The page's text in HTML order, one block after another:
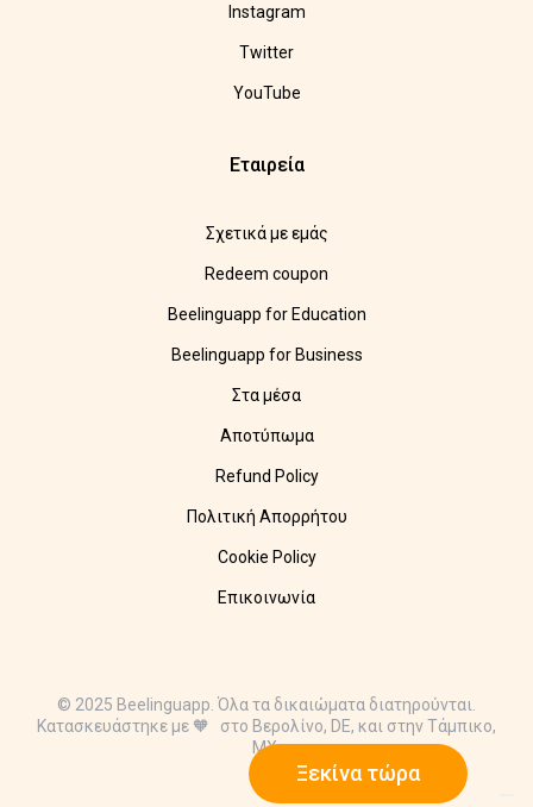
Ξεκίνα τώρα
Instagram
Twitter
YouTube
Εταιρεία
Σχετικά με εμάς
Redeem coupon
Beelinguapp for Education
Beelinguapp for Business
Στα μέσα
Αποτύπωμα
Refund Policy
Πολιτική Απορρήτου
Cookie Policy
Επικοινωνία
© 2025 Beelinguapp. Όλα τα δικαιώματα διατηρούνται.
Κατασκευάστηκε με 🧡 στο Βερολίνο, DE, και στην Τάμπικο,
MX.